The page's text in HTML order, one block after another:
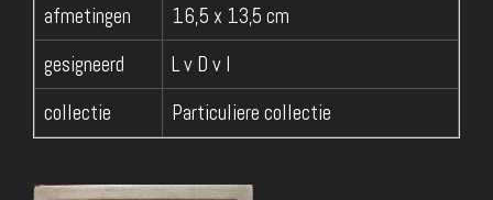
afmetingen
16,5 x 13,5 cm
gesigneerd
L v D v I
collectie
Particuliere collectie